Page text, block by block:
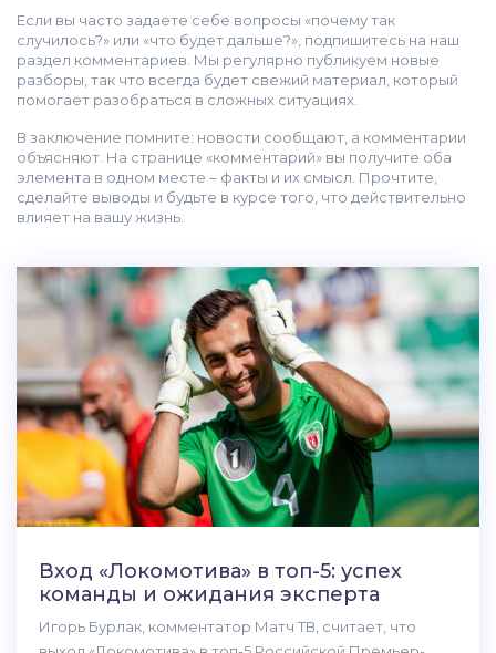
Если вы часто задаете себе вопросы «почему так
случилось?» или «что будет дальше?», подпишитесь на наш
раздел комментариев. Мы регулярно публикуем новые
разборы, так что всегда будет свежий материал, который
помогает разобраться в сложных ситуациях.
В заключение помните: новости сообщают, а комментарии
объясняют. На странице «комментарий» вы получите оба
элемента в одном месте – факты и их смысл. Прочтите,
сделайте выводы и будьте в курсе того, что действительно
влияет на вашу жизнь.
Вход «Локомотива» в топ-5: успех
команды и ожидания эксперта
Игорь Бурлак, комментатор Матч ТВ, считает, что